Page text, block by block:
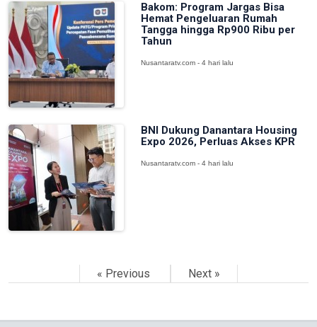
Bakom: Program Jargas Bisa
Hemat Pengeluaran Rumah
Tangga hingga Rp900 Ribu per
Tahun
Nusantaratv.com - 4 hari lalu
BNI Dukung Danantara Housing
Expo 2026, Perluas Akses KPR
Nusantaratv.com - 4 hari lalu
« Previous Next »